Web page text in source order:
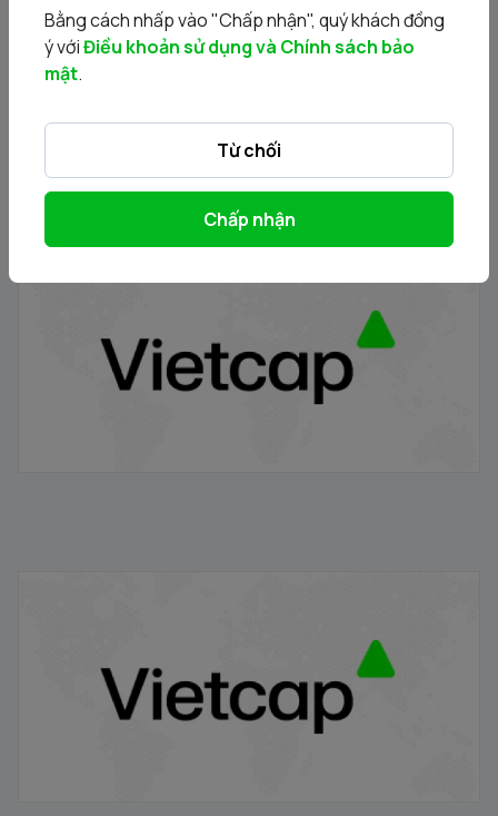
Thông báo phát hành chứng quyền có bảo đảm - Đợt
phát hành 24.11.2025
Bằng cách nhấp vào "Chấp nhận", quý khách đồng
ý vớiĐiều khoản sử dụng và Chính sách bảo
mật.
Từ chối
Chấp nhận